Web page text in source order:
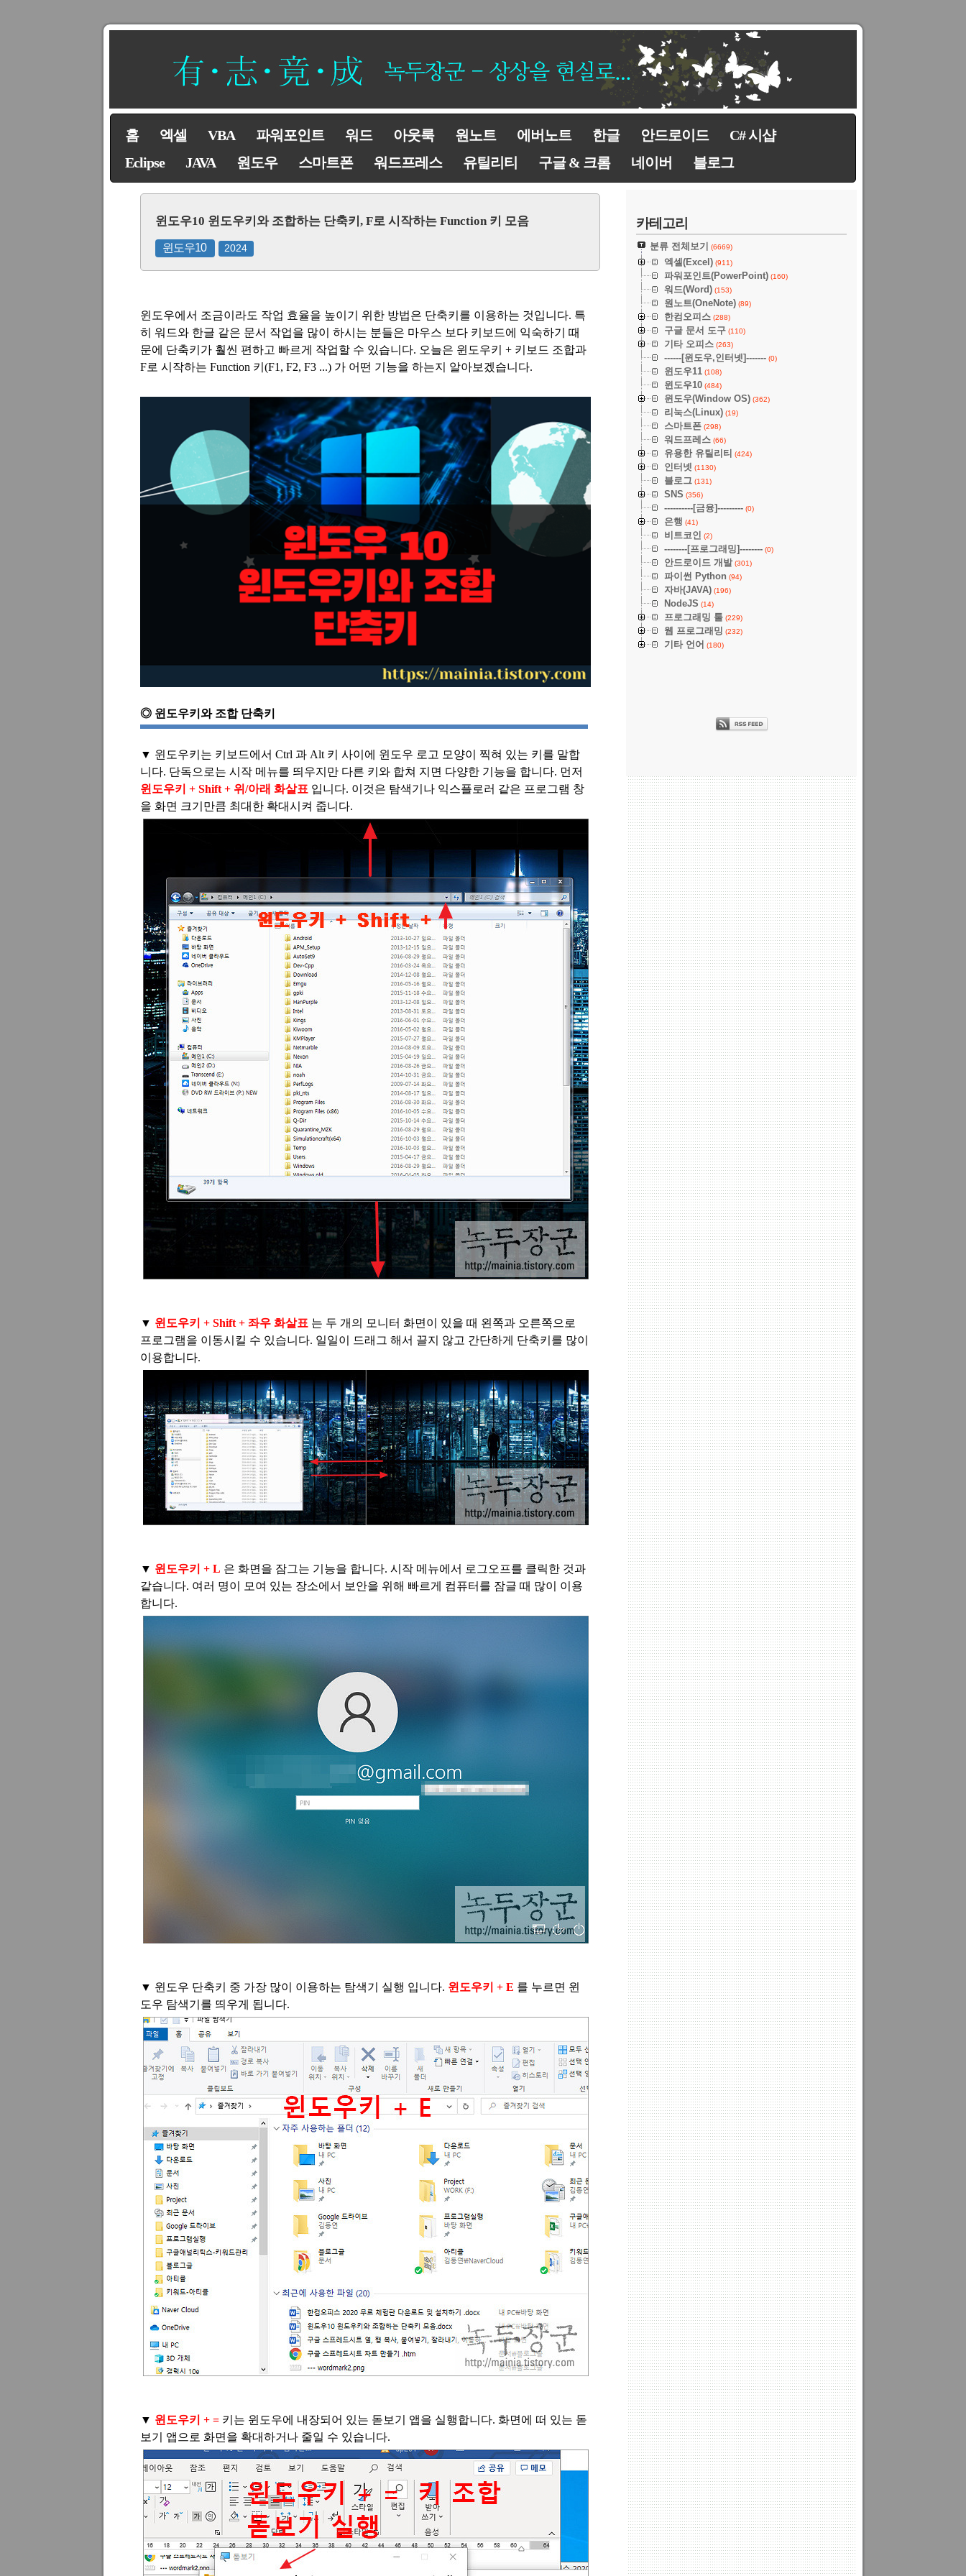
홈 엑셀 VBA 파워포인트 워드 아웃룩 원노트 에버노트 한글 안드로이드
C# 시샵
Eclipse
JAVA 원도우 스마트폰 워드프레스 유틸리티 구글 & 크롬 네이버 블로그
윈도우10 윈도우키와 조합하는 단축키, F로 시작하는 Function 키 모음
윈도우10 2024
윈도우에서 조금이라도 작업 효율을 높이기 위한 방법은 단축키를 이용하는 것입니다. 특
히 워드와 한글 같은 문서 작업을 많이 하시는 분들은 마우스 보다 키보드에 익숙하기 때
문에 단축키가 훨씬 편하고 빠르게 작업할 수 있습니다. 오늘은 윈도우키 + 키보드 조합과
F로 시작하는 Function 키 (F1, F2, F3 ...) 가 어떤 기능을 하는지 알아보겠습니다.
◎ 윈도우키와 조합 단축키
▼ 윈도우키는 키보드에서 Ctrl 과 Alt 키 사이에 윈도우 로고 모양이 찍혀 있는 키를 말합
니다. 단독으로는 시작 메뉴를 띄우지만 다른 키와 합쳐 지면 다양한 기능을 합니다. 먼저
윈도우키 + Shift + 위 /아래 화살표 입니다. 이것은 탐색기나 익스플로러 같은 프로그램 창
을 화면 크기만큼 최대한 확대시켜 줍니다.
▼ 윈도우키 + Shift + 좌우 화살표 는 두 개의 모니터 화면이 있을 때 왼쪽과 오른쪽으로
프로그램을 이동시킬 수 있습니다. 일일이 드래그 해서 끌지 않고 간단하게 단축키를 많이
이용합니다.
▼ 윈도우키 + L 은 화면을 잠그는 기능을 합니다. 시작 메뉴에서 로그오프를 클릭한 것과
같습니다. 여러 명이 모여 있는 장소에서 보안을 위해 빠르게 컴퓨터를 잠글 때 많이 이용
합니다.
▼ 윈도우 단축키 중 가장 많이 이용하는 탐색기 실행 입니다. 윈도우키 + E 를 누르면 윈
도우 탐색기를 띄우게 됩니다.
▼ 윈도우키 + = 키는 윈도우에 내장되어 있는 돋보기 앱을 실행합니다. 화면에 떠 있는 돋
보기 앱으로 화면을 확대하거나 줄일 수 있습니다.
카테고리
분류 전체보기 (6669)
엑셀(Excel) (911)
파워포인트(PowerPoint) (160)
워드(Word) (153)
원노트(OneNote) (89)
한컴오피스 (288)
구글 문서 도구 (110)
기타 오피스 (263)
------[윈도우,인터넷]------- (0)
윈도우11 (108)
윈도우10 (484)
윈도우(Window OS) (362)
리눅스(Linux) (19)
스마트폰 (298)
워드프레스 (66)
유용한 유틸리티 (424)
인터넷 (1130)
블로그 (131)
SNS (356)
----------[금융]--------- (0)
은행 (41)
비트코인 (2)
--------[프로그래밍]-------- (0)
안드로이드 개발(301)
파이썬 Python (94)
자바(JAVA) (196)
NodeJS (14)
프로그래밍 툴 (229)
웹 프로그래밍 (232)
기타 언어 (180)